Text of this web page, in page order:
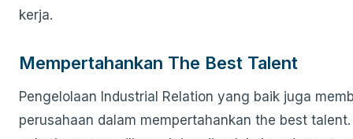
kerja.
Mempertahankan The Best Talent
Pengelolaan Industrial Relation yang baik juga
perusahaan dalam mempertahankan the best